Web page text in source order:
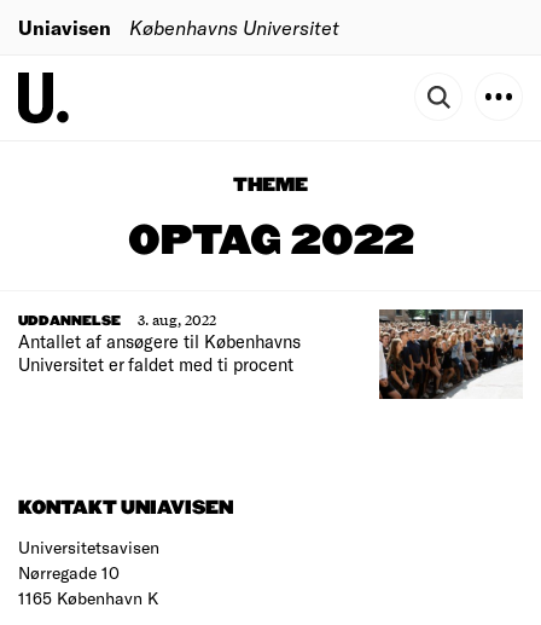
Uniavisen Københavns Universitet
THEME
OPTAG 2022
UDDANNELSE
3. aug, 2022
Antallet af ansøgere til Københavns
Universitet er faldet med ti procent
KONTAKT UNIAVISEN
Universitetsavisen
Nørregade 10
1165 København K